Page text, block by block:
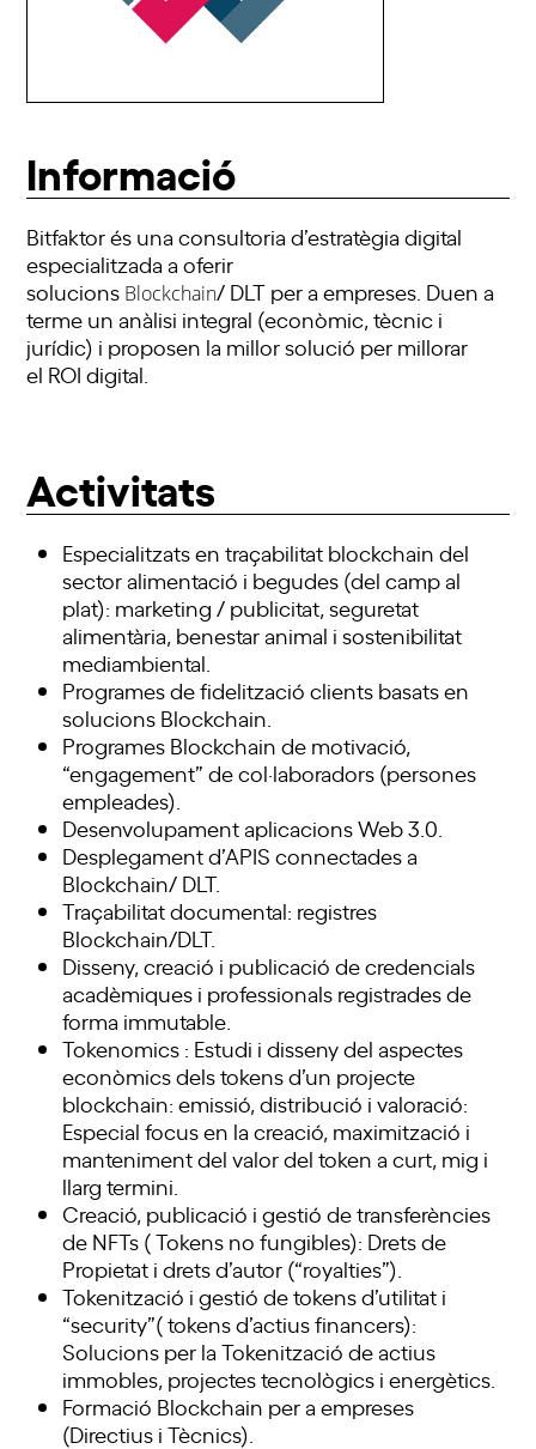
Informació
Bitfaktorés una consultoria d’estratègia digital
especialitzada a oferir
solucions Blockchain/ DLT per a empreses. Duen a
terme un anàlisi integral (econòmic, tècnic i
jurídic) i proposen la millor solució per millorar
el ROI digital.
Activitats
Especialitzats en traçabilitat blockchain del
sector alimentació i begudes (del camp al
plat): marketing / publicitat, seguretat
alimentària, benestar animal i sostenibilitat
mediambiental.
Programes de fidelització clients basats en
solucions Blockchain.
Programes Blockchain de motivació,
“engagement” de col·laboradors (persones
empleades).
Desenvolupament aplicacions Web 3.0.
Desplegament d’APIS connectades a
Blockchain/ DLT.
Traçabilitat documental: registres
Blockchain/DLT.
Disseny, creació i publicació de credencials
acadèmiques i professionals registrades de
forma immutable.
Tokenomics : Estudi i disseny del aspectes
econòmics dels tokens d’un projecte
blockchain: emissió, distribució i valoració:
Especial focus en la creació, maximització i
manteniment del valor del token a curt, mig i
llarg termini.
Creació, publicació i gestió de transferències
de NFTs ( Tokens no fungibles): Drets de
Propietat i drets d’autor (“royalties”).
Tokenització i gestió de tokens d’utilitat i
“security”( tokens d’actius financers):
Solucions per la Tokenització de actius
immobles, projectes tecnològics i energètics.
Formació Blockchain per a empreses
(Directius i Tècnics).